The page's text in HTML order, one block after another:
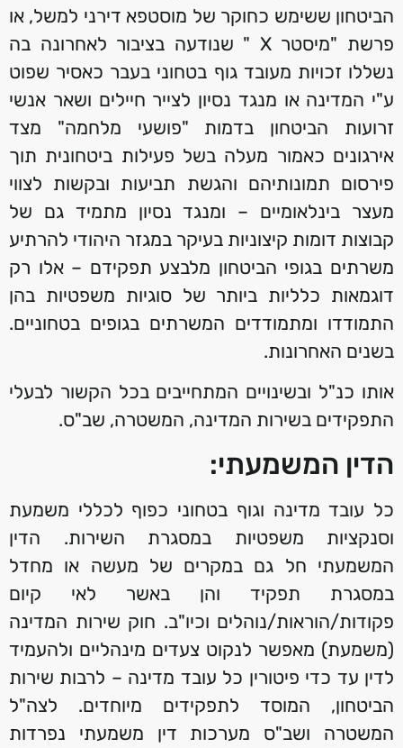
הביטחון ששימש כחוקר של מוסטפא דירני למשל, או
פרשת "מיסטר X " שנודעה בציבור לאחרונה בה
נשללו זכויות מעובד גוף בטחוני בעבר כאסיר שפוט
ע"י המדינה או מנגד נסיון לצייר חיילים ושאר אנשי
זרועות הביטחון בדמות "פושעי מלחמה" מצד
אירגונים כאמור מעלה בשל פעילות ביטחונית תוך
פירסום תמונותיהם והגשת תביעות ובקשות לצווי
מעצר בינלאומיים – ומנגד נסיון מתמיד גם של
קבוצות דומות קיצוניות בעיקר במגזר היהודי להרתיע
משרתים בגופי הביטחון מלבצע תפקידם – אלו רק
דוגמאות כלליות ביותר של סוגיות משפטיות בהן
התמודדו ומתמודדים המשרתים בגופים בטחוניים.
בשנים האחרונות.
אותו כנ"ל ובשינויים המתחייבים בכל הקשור לבעלי
התפקידים בשירות המדינה, המשטרה, שב"ס.
הדין המשמעתי:
כל עובד מדינה וגוף בטחוני כפוף לכללי משמעת
וסנקציות משפטיות במסגרת השירות. הדין
המשמעתי חל גם במקרים של מעשה או מחדל
במסגרת תפקיד והן באשר לאי קיום
פקודות/הוראות/נוהלים וכיו"ב. חוק שירות המדינה
(משמעת) מאפשר לנקוט צעדים מינהליים ולהעמיד
לדין עד כדי פיטורין כל עובד מדינה – לרבות שירות
הביטחון, המוסד לתפקידים מיוחדים. לצה"ל
המשטרה ושב"ס מערכות דין משמעתי נפרדות